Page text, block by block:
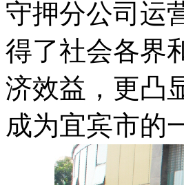
守押分公司运
得了社会各界
济效益，更凸
成为宜宾市的